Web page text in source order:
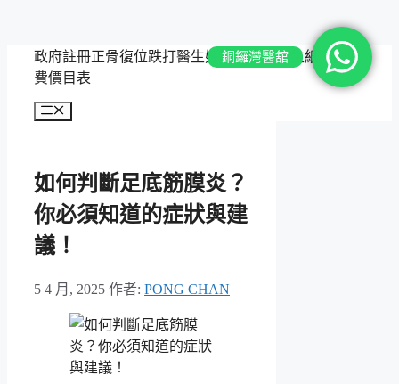
政府註冊正骨復位跌打醫生好推介要有醫生紙，附收
費價目表
選
如何判斷足底筋膜炎？
你必須知道的症狀與建
議！
5 4 月, 2025 作者: PONG CHAN
銅鑼灣醫舘